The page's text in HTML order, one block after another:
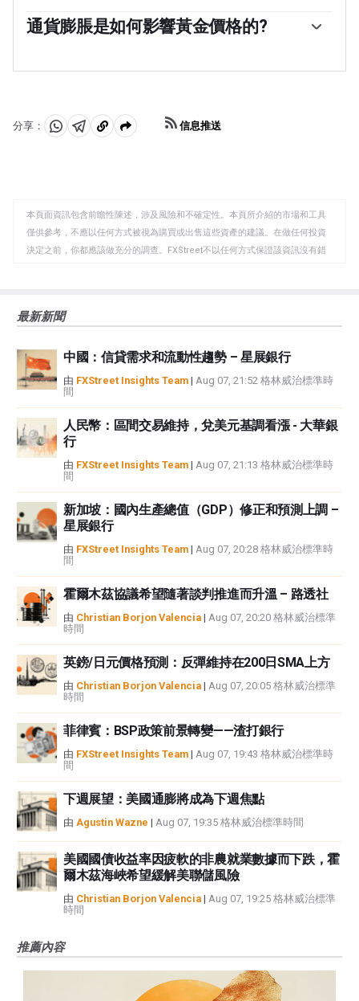
會導致更高的利率，反之亦然，當它低於2%時。由於較高
的利率對貨幣有利，較高的通貨膨脹通常會導致貨幣走
有悖常理，反之亦然。這是因為央行通常會提高利率以對
抗更高的通脹，這會吸引更多的全球資本流入，這些投資
通貨膨脹是如何影響黃金價格的?
能保值，雖然投資者在市場極端動蕩時期仍然會購買黃
利率對黃金來說是負面的，因為相對於有息資產或將錢存
入現金存款賬戶，它們增加了持有黃金的機會成本。另一
分享：
分 分 複
板
信息推送
本頁面資訊包含前瞻性陳述，涉及風險和不確定性。本頁所介紹的市場和工具
僅供參考，不應以任何方式被視為購買或出售這些資產的建議。在做任何投資
決定之前，你都應該做充分的調查。FXStreet不以任何方式保證該資訊沒有錯
觀點，並不代表FXStreet或其廣告商的官方政策或立場。作者不對本頁連結的
如果文章正文中沒有明確提到，在撰寫本文時，作者在本文中提到的任何股票
中都沒有頭寸，也沒有與文中提到的任何公司有業務關係。除了FXStreet，作
者沒有收到撰寫這篇文章的報酬。
FXStreet和作者不提供個性化的建議。作者對該資訊的準確性、完整性或適用
性不作任何陳述。FXStreet和作者將不承擔任何錯誤，遺漏或任何損失，傷害
或損害由此資訊及其顯示或使用引起的。錯誤和遺漏除外。本文作者和
FXStreet並非註冊投資顧問，本文內容無意提供任何投資建議。
最新新聞
中國：信貸需求和流動性趨勢 – 星展銀行
由 FXStreet Insights Team | Aug 07, 21:52 格林威治標準時
間
人民幣：區間交易維持，兌美元基調看漲 - 大華銀
行
由 FXStreet Insights Team | Aug 07, 21:13 格林威治標準時
間
新加坡：國內生產總值（GDP）修正和預測上調 –
星展銀行
由 FXStreet Insights Team | Aug 07, 20:28 格林威治標準時
間
霍爾木茲協議希望隨著談判推進而升溫 – 路透社
由 Christian Borjon Valencia | Aug 07, 20:20 格林威治標準
時間
英鎊/日元價格預測：反彈維持在200日SMA上方
由 Christian Borjon Valencia | Aug 07, 20:05 格林威治標準
時間
菲律賓：BSP政策前景轉變——渣打銀行
由 FXStreet Insights Team | Aug 07, 19:43 格林威治標準時
間
下週展望：美國通膨將成為下週焦點
由 Agustin Wazne | Aug 07, 19:35 格林威治標準時間
美國國債收益率因疲軟的非農就業數據而下跌，霍
爾木茲海峽希望緩解美聯儲風險
由 Christian Borjon Valencia | Aug 07, 19:25 格林威治標準
時間
推薦內容